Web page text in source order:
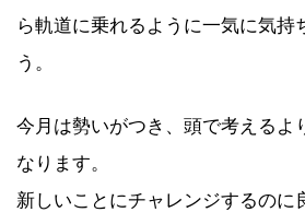
ら軌道に乗れるように一気に気持
う。
今月は勢いがつき、頭で考えるよ
なります。
新しいことにチャレンジするのに